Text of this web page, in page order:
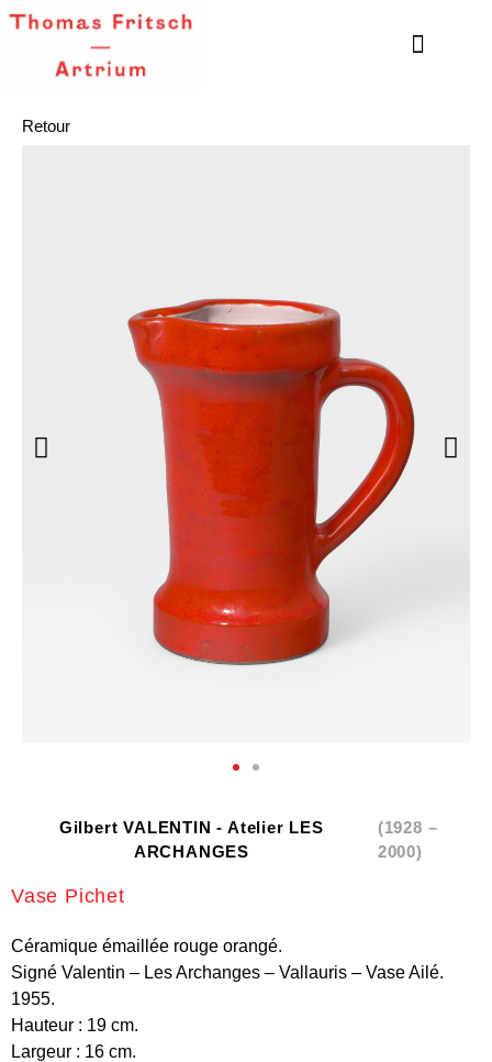
Retour
Gilbert VALENTIN - Atelier LES
ARCHANGES
(1928 –
2000)
Vase Pichet
Céramique émaillée rouge orangé.
Signé Valentin – Les Archanges – Vallauris – Vase Ailé.
1955.
Hauteur : 19 cm.
Largeur : 16 cm.